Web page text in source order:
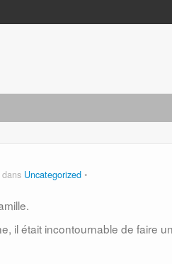
Uncategorized
il était incontournable de faire